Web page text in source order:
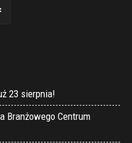
23 sierpnia!
Branżowego Centrum